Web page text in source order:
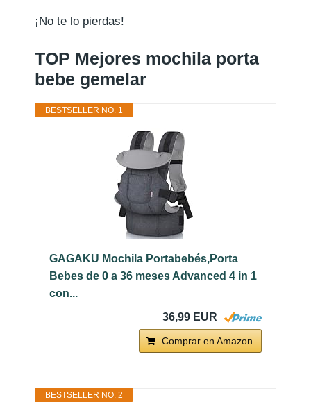
¡No te lo pierdas!
TOP Mejores mochila porta
bebe gemelar
BESTSELLER NO. 1
GAGAKU Mochila Portabebés,Porta
Bebes de 0 a 36 meses Advanced 4 in 1
con...
36,99 EUR
Comprar en Amazon
BESTSELLER NO. 2